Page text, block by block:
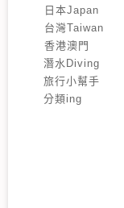
️日本Japan
️台灣Taiwan
️香港澳門
潛水Diving
旅行小幫手
分類ing